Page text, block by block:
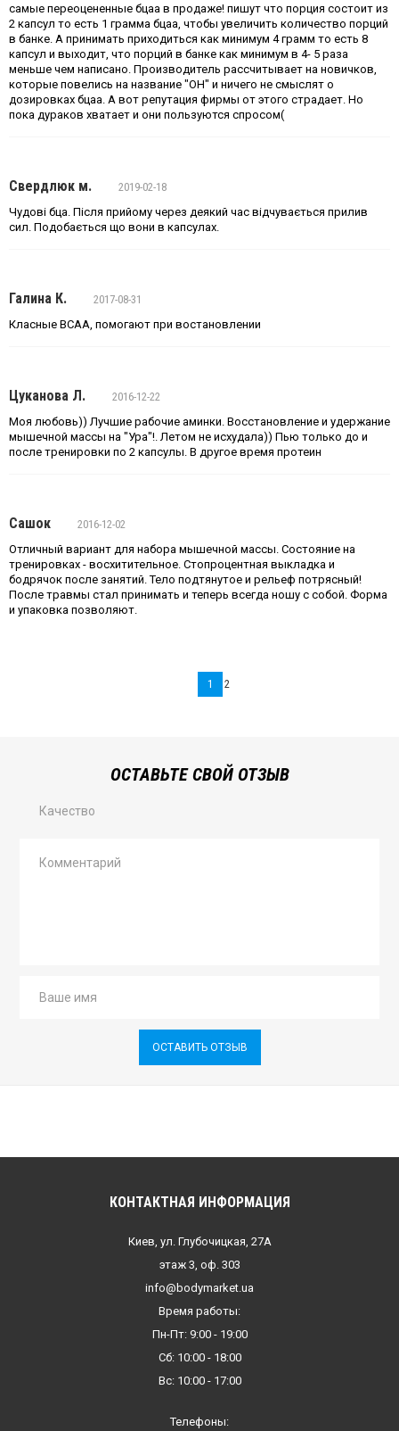
самые переоцененные бцаа в продаже! пишут что порция состоит из
2 капсул то есть 1 грамма бцаа, чтобы увеличить количество порций
в банке. А принимать приходиться как минимум 4 грамм то есть 8
капсул и выходит, что порций в банке как минимум в 4- 5 раза
меньше чем написано. Производитель рассчитывает на новичков,
которые повелись на название "ОН" и ничего не смыслят о
дозировках бцаа. А вот репутация фирмы от этого страдает. Но
пока дураков хватает и они пользуются спросом(
Свердлюк м.
2019-02-18
Чудові бца. Після прийому через деякий час відчувається прилив
сил. Подобається що вони в капсулах.
Галина К.
2017-08-31
Класные ВСАА, помогают при востановлении
Цуканова Л.
2016-12-22
Моя любовь)) Лучшие рабочие аминки. Восстановление и удержание
мышечной массы на "Ура"!. Летом не исхудала)) Пью только до и
после тренировки по 2 капсулы. В другое время протеин
Сашок
2016-12-02
Отличный вариант для набора мышечной массы. Состояние на
тренировках - восхитительное. Стопроцентная выкладка и
бодрячок после занятий. Тело подтянутое и рельеф потрясный!
После травмы стал принимать и теперь всегда ношу с собой. Форма
и упаковка позволяют.
1 2
ОСТАВЬТЕ СВОЙ ОТЗЫВ
Качество
ОСТАВИТЬ ОТЗЫВ
КОНТАКТНАЯ ИНФОРМАЦИЯ
Киев, ул. Глубочицкая, 27А
этаж 3, оф. 303
info@bodymarket.ua
Время работы:
Пн-Пт: 9:00 - 19:00
Сб: 10:00 - 18:00
Вс: 10:00 - 17:00
Телефоны: